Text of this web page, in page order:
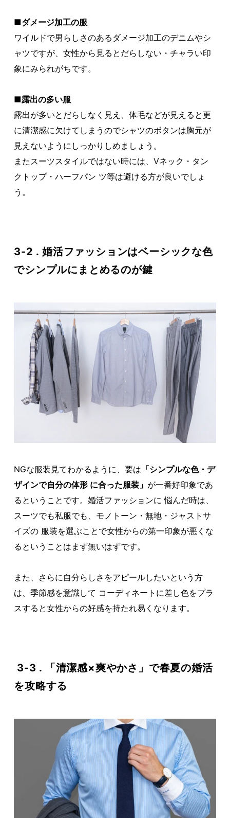
■ダメージ加工の服
ワイルドで男らしさのあるダメージ加工のデニムやシ
ャツですが、女性から見るとだらしない・チャラい印
象にみられがちです。
■露出の多い服
露出が多いとだらしなく見え、体毛などが見えると更
に清潔感に欠けてしまうのでシャツのボタンは胸元が
見えないようにしっかりしめましょう。
またスーツスタイルではない時には、Vネック・タン
クトップ・ハーフパン ツ等は避ける方が良いでしょ
う。
3-2 . 婚活ファッションはベーシックな色
でシンプルにまとめるのが鍵
NGな服装見てわかるように、要は 「シンプルな色・デ
ザインで自分の体形 に合った服装」 が一番好印象であ
るということです。婚活ファッションに 悩んだ時は、
スーツでも私服でも、モノトーン・無地・ジャストサ
イズの 服装を選ぶことで女性からの第一印象が悪くな
るということはまず無いはずです。
また、さらに自分らしさをアピールしたいという方
は、季節感を意識して コーディネートに差し色をプラ
スすると女性からの好感を持たれ易くなります。
3-3 . 「清潔感×爽やかさ」で春夏の婚活
を攻略する